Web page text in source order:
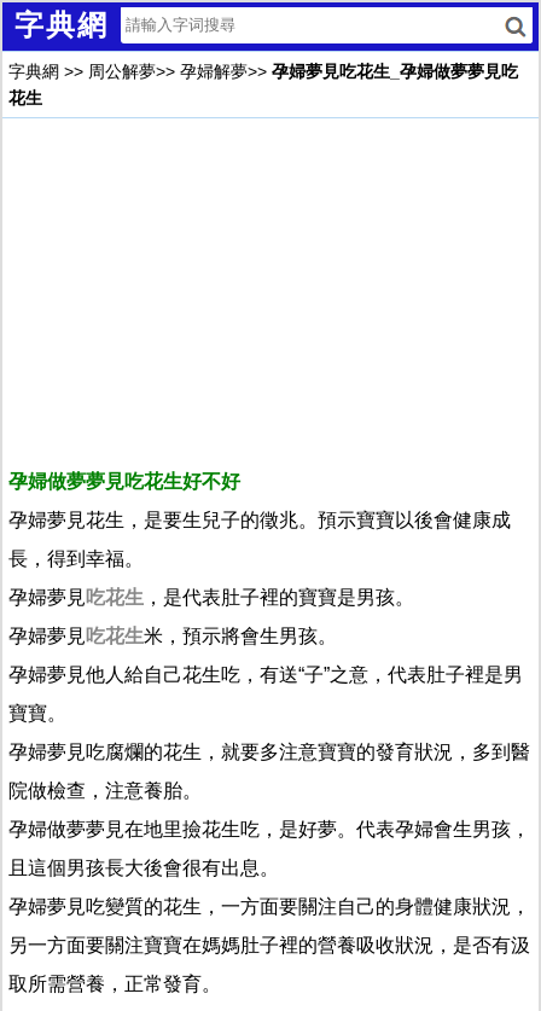
字典網
字典網 >> 周公解夢>> 孕婦解夢>> 孕婦夢見吃花生_孕婦做夢夢見吃
花生
孕婦做夢夢見吃花生好不好
孕婦夢見花生，是要生兒子的徵兆。預示寶寶以後會健康成
長，得到幸福。
孕婦夢見吃花生 ，是代表肚子裡的寶寶是男孩。
孕婦夢見吃花生米，預示將會生男孩。
孕婦夢見他人給自己花生吃，有送“子”之意，代表肚子裡是男
寶寶。
孕婦夢見吃腐爛的花生，就要多注意寶寶的發育狀況，多到醫
院做檢查，注意養胎。
孕婦做夢夢見在地里撿花生吃，是好夢。代表孕婦會生男孩，
且這個男孩長大後會很有出息。
孕婦夢見吃變質的花生，一方面要關注自己的身體健康狀況，
另一方面要關注寶寶在媽媽肚子裡的營養吸收狀況，是否有汲
取所需營養，正常發育。